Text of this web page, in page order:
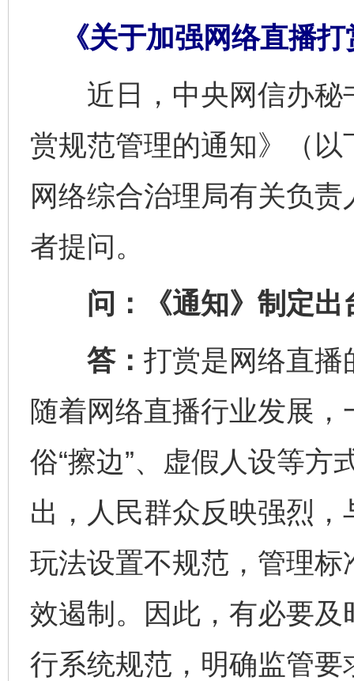
《关于加强网络直播
近日，中央网信办秘
赏规范管理的通知》（
网络综合治理局有关负
者提问。
问：《通知》制定出
答： 打赏是网络直播
随着网络直播行业发展
俗“擦边”、虚假人设等方
出，人民群众反映强烈
玩法设置不规范，管理
效遏制。因此，有必要
行系统规范，明确监管